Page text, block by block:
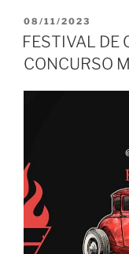
PUBLICADO
EM
08/11/2023
FESTIVAL DE
CONCURSO